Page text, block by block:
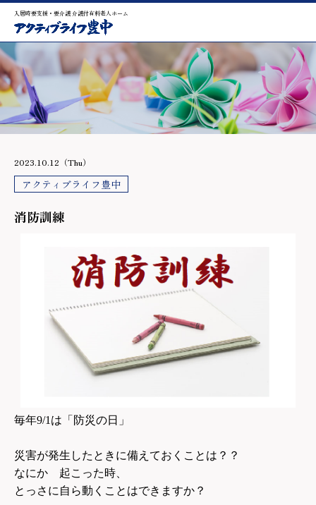
入居時要支援・要介護 介護付有料老人ホーム
2023.10.12（Thu）
アクティブライフ豊中
消防訓練
毎年9/1は「防災の日」
災害が発生したときに備えておくことは？？
なにか 起こった時、
とっさに自ら動くことはできますか？